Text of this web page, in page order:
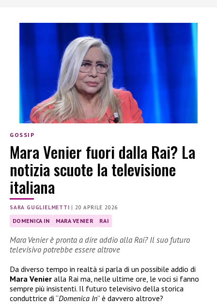
GOSSIP
Mara Venier fuori dalla Rai? La
notizia scuote la televisione
italiana
SARA GUGLIELMETTI | 20 APRILE 2026
DOMENICA IN MARA VENIER RAI
Mara Venier è pronta a dire addio alla Rai? Il suo futuro
televisivo potrebbe essere altrove
Da diverso tempo in realtà si parla di un possibile addio di
Mara Venier alla Rai ma, nelle ultime ore, le voci si fanno
sempre più insistenti. Il futuro televisivo della storica
conduttrice di “Domenica In” è davvero altrove?